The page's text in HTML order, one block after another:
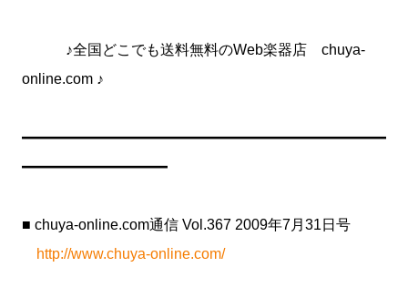
♪全国どこでも送料無料のWeb楽器店 chuya-
online.com ♪
━━━━━━━━━━━━━━━━━━━━━━━━━
━━━━━━━━━━
■ chuya-online.com通信 Vol.367 2009年7月31日号
http://www.chuya-online.com/